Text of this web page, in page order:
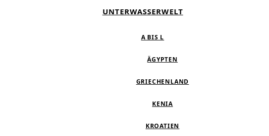
UNTERWASSERWELT
A BIS L
ÄGYPTEN
GRIECHENLAND
KENIA
KROATIEN